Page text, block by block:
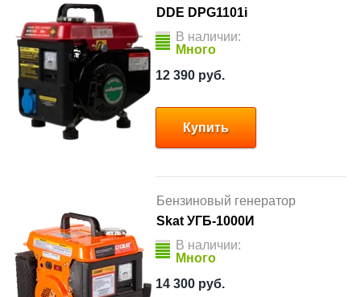
DDE DPG1101i
В наличии:
Много
12 390 руб.
Купить
Бензиновый генератор
Skat УГБ-1000И
В наличии:
Много
14 300 руб.